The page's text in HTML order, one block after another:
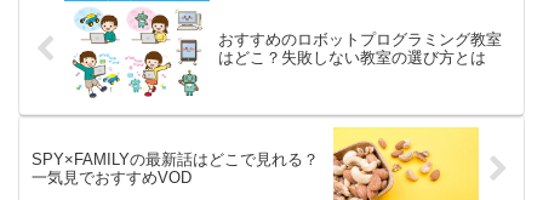
おすすめのロボットプログラミング教室
はどこ？失敗しない教室の選び方とは
SPY×FAMILYの最新話はどこで見れる？
一気見でおすすめVOD